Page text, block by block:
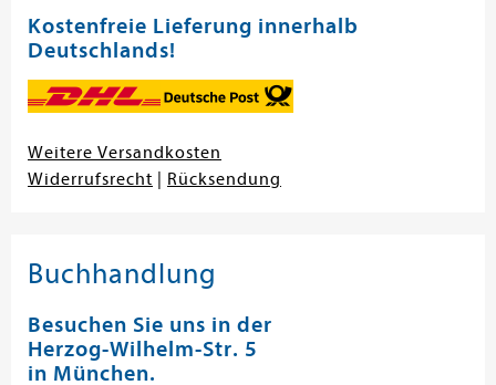
Kostenfreie Lieferung innerhalb
Deutschlands!
Weitere Versandkosten
Widerrufsrecht
Rücksendung
Buchhandlung
Besuchen Sie uns in der
Herzog-Wilhelm-Str. 5
in München.